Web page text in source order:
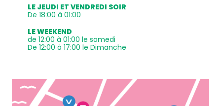
LE JEUDI ET VENDREDI SOIR
De 18:00 à 01:00
LE WEEKEND
de 12:00 à 01:00 le samedi
De 12:00 à 17:00 le Dimanche